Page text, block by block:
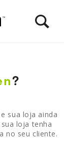
?
sua loja ainda
loja tenha
no seu cliente.